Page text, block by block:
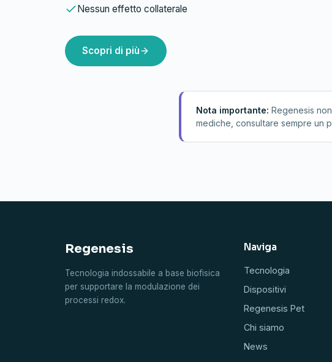
Nessun effetto collaterale
Scopri di più
Nota importante: Regenesis
mediche, consultare sempre un
Regenesis
Tecnologia indossabile a base biofisica
per supportare la modulazione dei
processi redox.
Naviga
Tecnologia
Dispositivi
Regenesis Pet
Chi siamo
News